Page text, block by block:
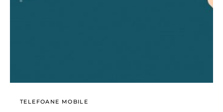
TELEFOANE MOBILE